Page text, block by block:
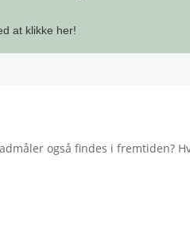
at klikke her!
også findes i fremtiden?